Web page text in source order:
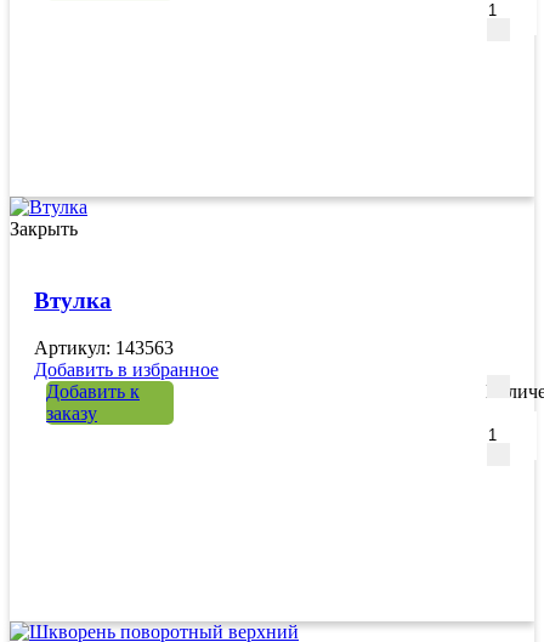
Закрыть
Втулка
Артикул: 143563
Добавить в избранное
Добавить к
заказу